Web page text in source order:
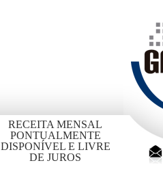
RECEITA MENSAL
PONTUALMENTE
DISPONÍVEL E LIVRE
DE JUROS